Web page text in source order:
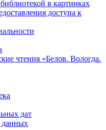
в картинках
доступа к
чтения «Белов. Вологда.
дат
данных